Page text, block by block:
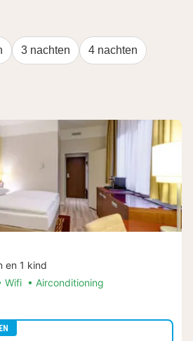
3 nachten 4 nachten
en 1 kind
Wifi Airconditioning